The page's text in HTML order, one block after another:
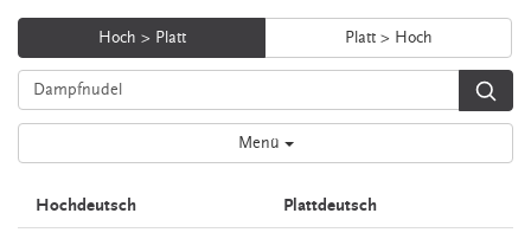
Hoch > Platt Platt > Hoch
Menü
Hochdeutsch Plattdeutsch